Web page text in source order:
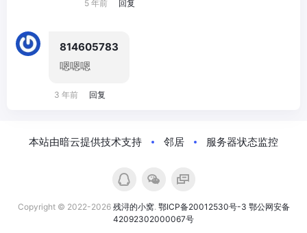
5 年前 回复
814605783
嗯嗯嗯
3 年前 回复
本站由暗云提供技术支持 邻居 服务器状态监控
Copyright © 2022-2026 残浔的小窝. 鄂ICP备20012530号-3 鄂公网安备
42092302000067号